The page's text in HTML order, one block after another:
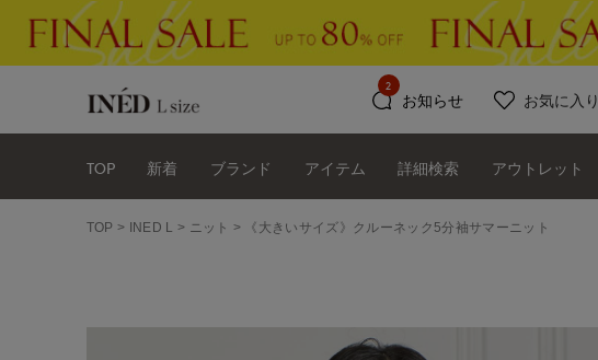
お知らせ
2
お気に入り
TOP 新着 ブランド アイテム 詳細検索 アウトレット
TOP INED L ニット 《大きいサイズ》クルーネック5分袖サマーニット